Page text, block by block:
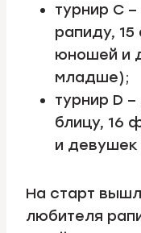
турнир C
рапиду,
юношей и
младше);
турнир D
блицу, 16
и девушек
На старт
любителя